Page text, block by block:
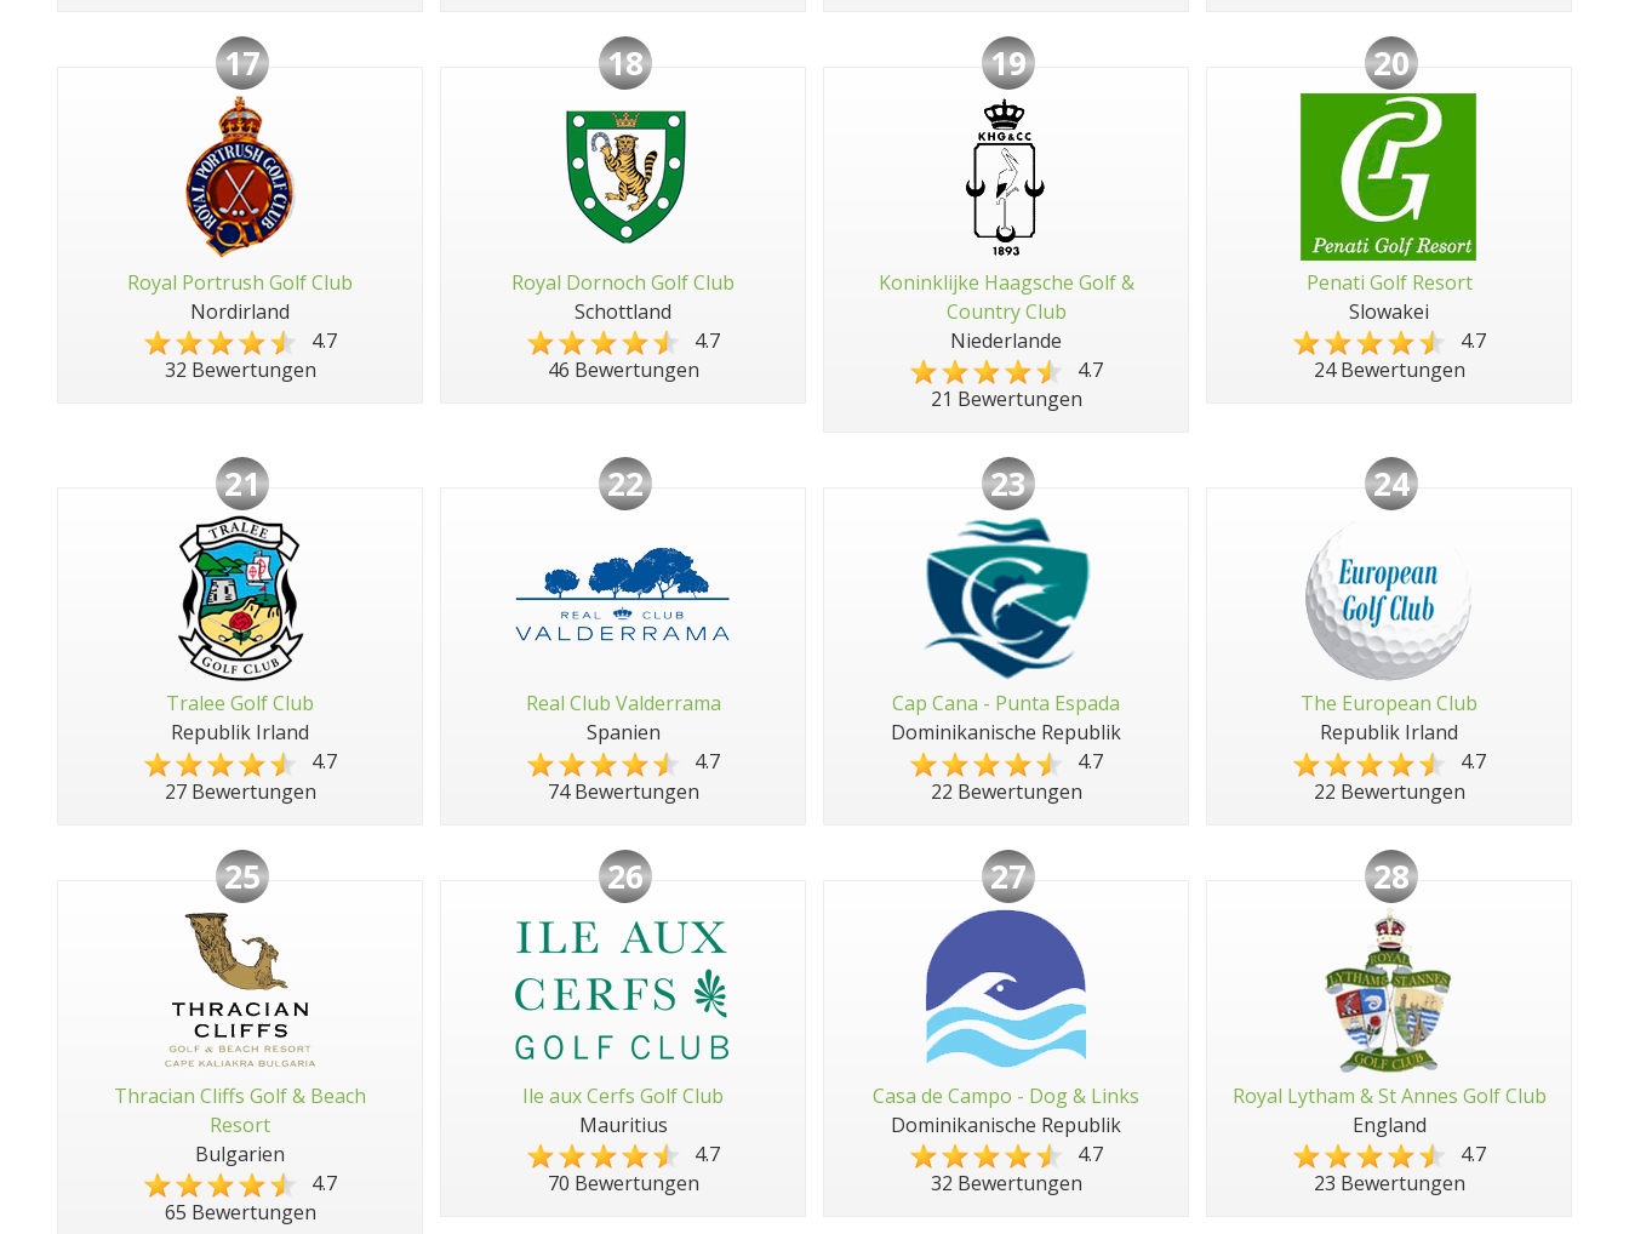
17
Royal Portrush Golf Club
Nordirland
4.7
32 Bewertungen
18
Royal Dornoch Golf Club
Schottland
4.7
46 Bewertungen
19
Koninklijke Haagsche Golf &
Country Club
Niederlande
4.7
21 Bewertungen
20
Penati Golf Resort
Slowakei
4.7
24 Bewertungen
21
Tralee Golf Club
Republik Irland
4.7
27 Bewertungen
22
Real Club Valderrama
Spanien
4.7
74 Bewertungen
23
Cap Cana - Punta Espada
Dominikanische Republik
4.7
22 Bewertungen
24
The European Club
Republik Irland
4.7
22 Bewertungen
25
Thracian Cliffs Golf & Beach
Resort
Bulgarien
4.7
65 Bewertungen
26
Ile aux Cerfs Golf Club
Mauritius
4.7
70 Bewertungen
27
Casa de Campo - Dog & Links
Dominikanische Republik
4.7
32 Bewertungen
28
Royal Lytham & St Annes Golf Club
England
4.7
23 Bewertungen